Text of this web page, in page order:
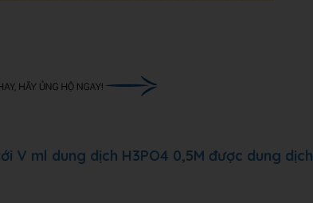
V ml dung dịch H3PO4 0,5M được dung dịch